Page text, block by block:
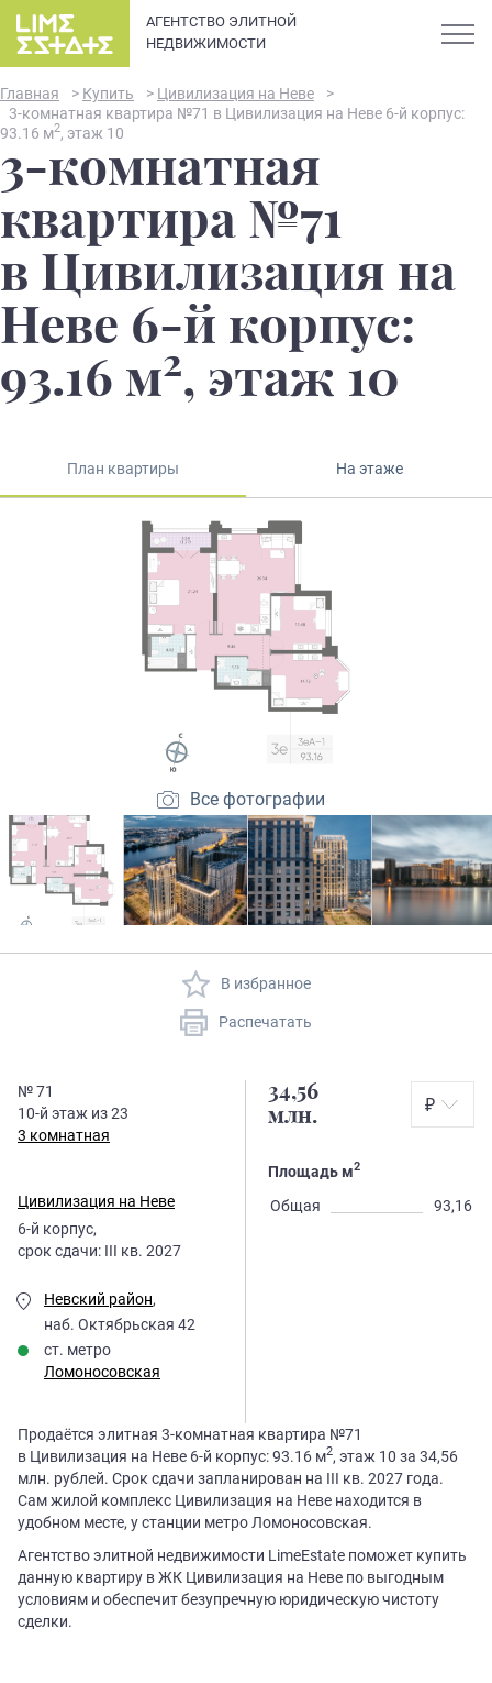
АГЕНТСТВО ЭЛИТНОЙ
НЕДВИЖИМОСТИ
О компании
Элитная недвижимость в
Санкт-Петербурге: каталог
квартир и апартаментов
премиум-класса
Закрытые продажи
Главная > Купить > Цивилизация на Неве
>
3-комнатная квартира №71 в Цивилизация на Неве 6-й корпус:
93.16 м2, этаж 10
3-комнатная
квартира №71
в Цивилизация на
Неве 6-й корпус:
93.16 м2, этаж 10
План квартиры На этаже
Все фотографии
В избранное
Распечатать
№71
10-й этаж из23
3 комнатная
Цивилизация на Неве
6-й корпус,
срок сдачи: III кв. 2027
Невский район,
наб. Октябрьская 42
ст. метро
Ломоносовская
34,56
млн.
₽
Площадь м2
Общая 93,16
Продаётся элитная 3-комнатная квартира №71
в Цивилизация на Неве 6-й корпус: 93.16 м2, этаж 10 за 34,56
млн. рублей. Срок сдачи запланирован на III кв. 2027 года.
Сам жилой комплекс Цивилизация на Неве находится в
удобном месте, у станции метро Ломоносовская.
Агентство элитной недвижимости LimeEstate поможет купить
данную квартиру в ЖК Цивилизация на Неве по выгодным
условиям и обеспечит безупречную юридическую чистоту
сделки.